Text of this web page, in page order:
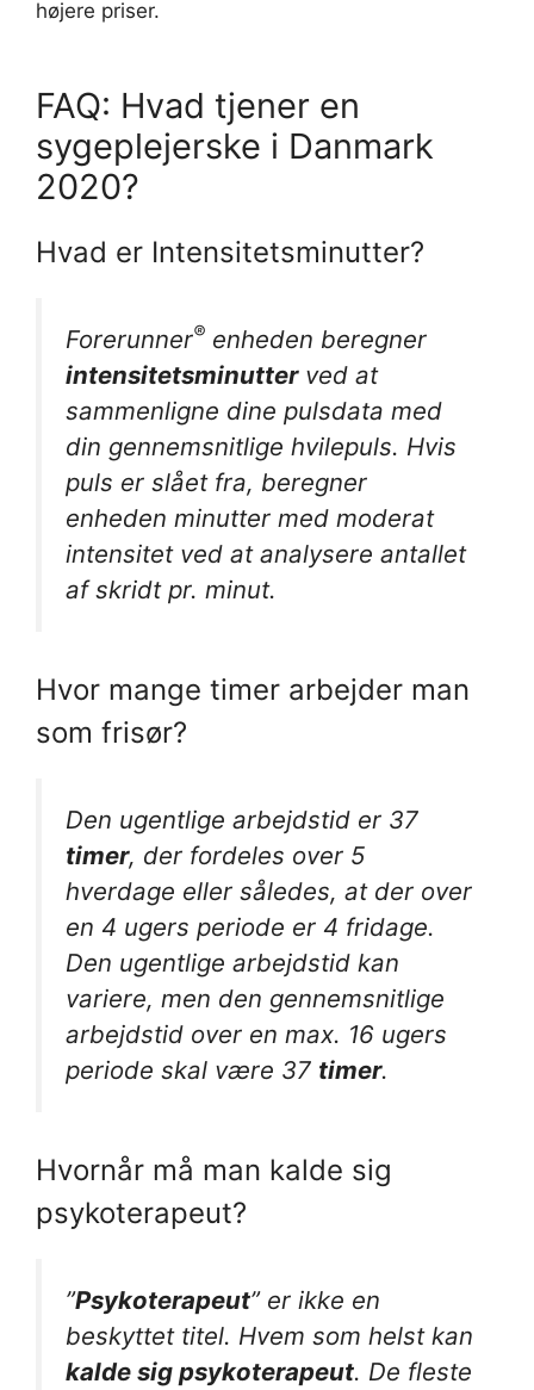
højere priser.
FAQ: Hvad tjener en
sygeplejerske i Danmark
2020?
Hvad er Intensitetsminutter?
Forerunner® enheden beregner
intensitetsminutterved at
sammenligne dine pulsdata med
din gennemsnitlige hvilepuls. Hvis
puls er slået fra, beregner
enheden minutter med moderat
intensitet ved at analysere antallet
af skridt pr. minut.
Hvor mange timer arbejder man
som frisør?
Den ugentlige arbejdstid er 37
timer, der fordeles over 5
hverdage eller således, at der over
en 4 ugers periode er 4 fridage.
Den ugentlige arbejdstid kan
variere, men den gennemsnitlige
arbejdstid over en max. 16 ugers
periode skal være 37 timer.
Hvornår må man kalde sig
psykoterapeut?
”Psykoterapeut” er ikke en
beskyttet titel. Hvem som helst kan
kalde sig psykoterapeut. De fleste